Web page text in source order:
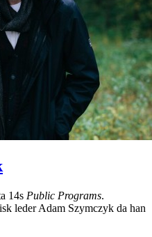
14s Public Programs.
leder Adam Szymczyk da han